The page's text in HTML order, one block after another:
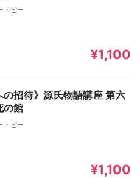
・ピー
¥1,100
の招待》源氏物語講座 第六
館
・ピー
¥1,100